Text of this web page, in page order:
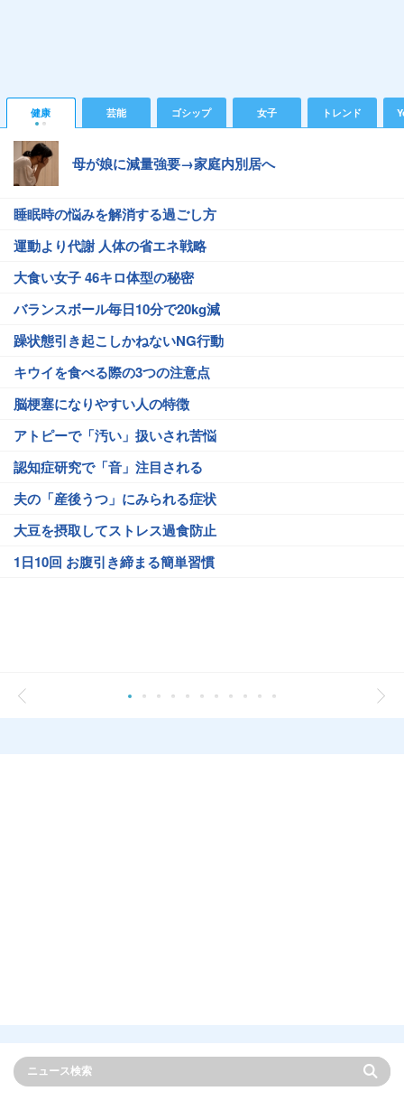
健康 芸能 ゴシップ 女子 トレンド
母が娘に減量強要→家庭内別居へ
睡眠時の悩みを解消する過ごし方
運動より代謝 人体の省エネ戦略
大食い女子 46キロ体型の秘密
バランスボール毎日10分で20kg減
躁状態引き起こしかねないNG行動
キウイを食べる際の3つの注意点
脳梗塞になりやすい人の特徴
アトピーで「汚い」扱いされ苦悩
認知症研究で「音」注目される
夫の「産後うつ」にみられる症状
大豆を摂取してストレス過食防止
1日10回 お腹引き締まる簡単習慣